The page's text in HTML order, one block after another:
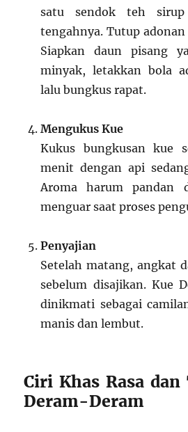
satu sendok teh
tengahnya. Tutup
Siapkan daun pisang
minyak, letakkan bola
lalu bungkus rapat.
Mengukus Kue
Kukus bungkusan kue
menit dengan api
Aroma harum pandan
menguar saat proses
Penyajian
Setelah matang, angkat
sebelum disajikan. Kue
dinikmati sebagai
manis dan lembut.
Ciri Khas Rasa
Deram-Deram